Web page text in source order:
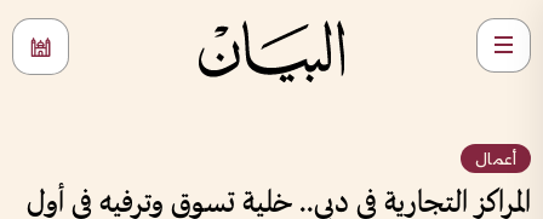
أعمال
المراكز التجارية في دبي.. خلية تسوق وترفيه في أول